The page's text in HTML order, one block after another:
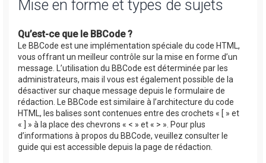
Mise en forme et types de sujets
Qu’est-ce que le BBCode ?
Le BBCode est une implémentation spéciale du code HTML,
vous offrant un meilleur contrôle sur la mise en forme d’un
message. L’utilisation du BBCode est déterminée par les
administrateurs, mais il vous est également possible de la
désactiver sur chaque message depuis le formulaire de
rédaction. Le BBCode est similaire à l’architecture du code
HTML, les balises sont contenues entre des crochets « [ » et
« ] » à la place des chevrons « < » et « > ». Pour plus
d’informations à propos du BBCode, veuillez consulter le
guide qui est accessible depuis la page de rédaction.